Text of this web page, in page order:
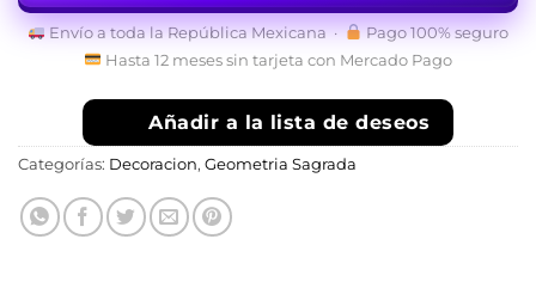
Envío a toda la República Mexicana ·
Pago 100% seguro
Hasta 12 meses sin tarjeta con Mercado Pago
Añadir a la lista de deseos
Categorías: Decoracion, Geometria Sagrada